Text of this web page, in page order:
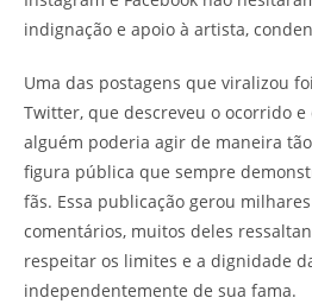
indignação e apoio à artista,
Uma das postagens que viralizou
Twitter, que descreveu o ocorrido
alguém poderia agir de maneira
figura pública que sempre
fãs. Essa publicação gerou
comentários, muitos deles
respeitar os limites e a dignidade
independentemente de sua fama.